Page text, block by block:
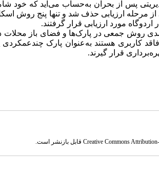
مرحله ارزیابی حذف شد و تنها پنج روش
مورد ارزیابی قرار گرفتند.
روش جمعی در پارک‌ها و فضای باز محلات
کاربری هستند به‌عنوان پارک چندعمکردی
قرار گیرند.
Creative Commonsقابل بازنشر است.